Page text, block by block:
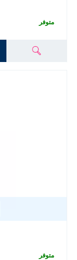
متوفر
متوفر